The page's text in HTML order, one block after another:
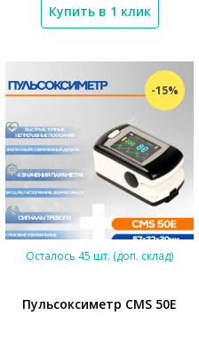
Купить в 1 клик
-15%
Осталось 45 шт. (доп. склад)
Пульсоксиметр CMS 50E